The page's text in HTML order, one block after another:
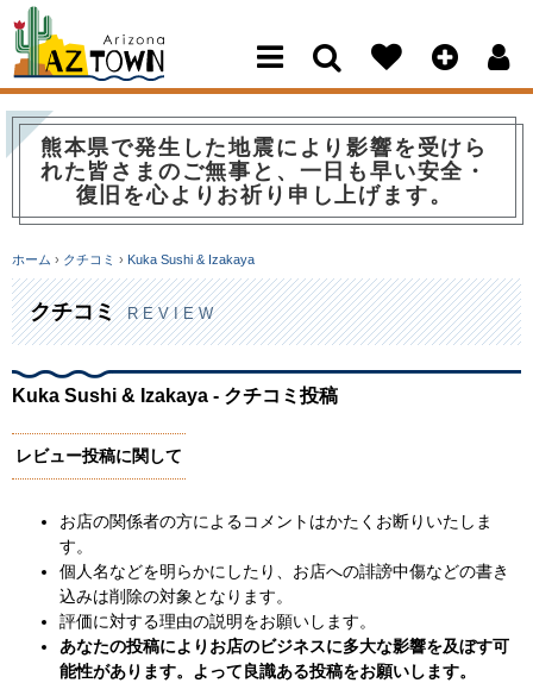
熊本県で発生した地震により影響を受けら
れた皆さまのご無事と、一日も早い安全・
復旧を心よりお祈り申し上げます。
ホーム › クチコミ › Kuka Sushi & Izakaya
クチコミ REVIEW
Kuka Sushi & Izakaya - クチコミ投稿
レビュー投稿に関して
お店の関係者の方によるコメントはかたくお断りいたしま
す。
個人名などを明らかにしたり、お店への誹謗中傷などの書き
込みは削除の対象となります。
評価に対する理由の説明をお願いします。
あなたの投稿によりお店のビジネスに多大な影響を及ぼす可
能性があります。よって良識ある投稿をお願いします。